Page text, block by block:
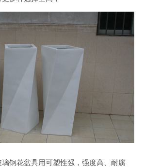
钢花盆具用可塑性强，强度高、耐腐